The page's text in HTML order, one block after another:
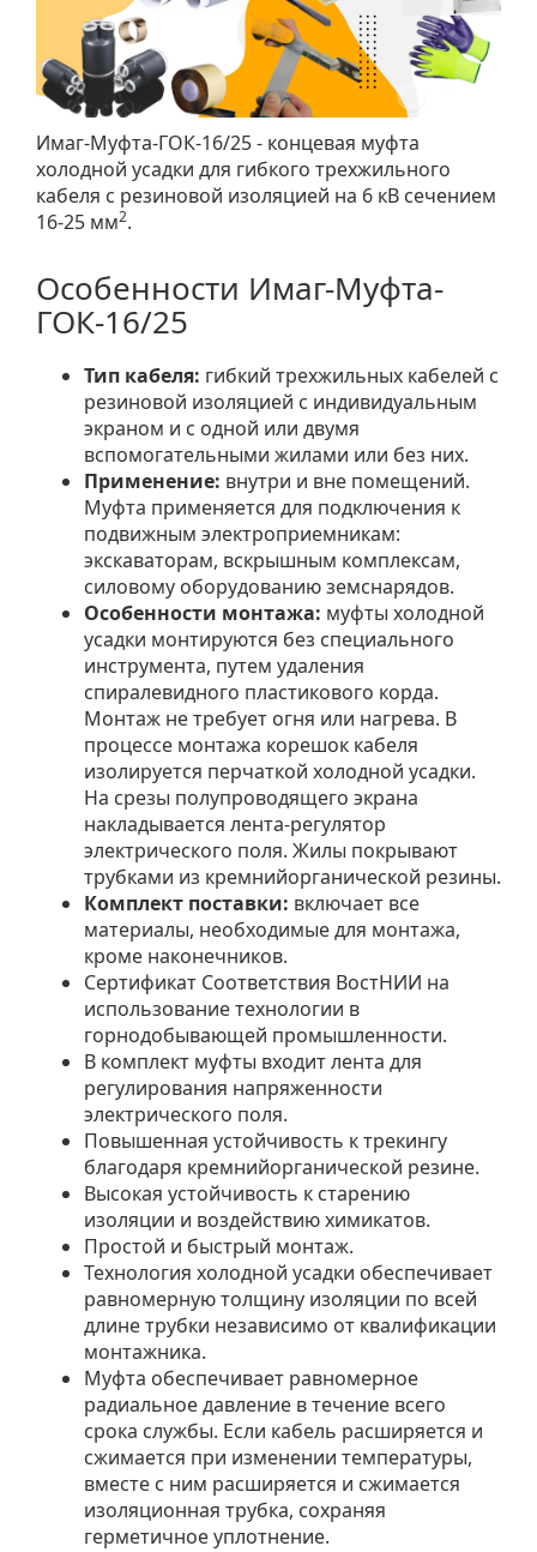
Имаг-Муфта-ГОК-16/25- концевая муфта
холодной усадки для гибкого трехжильного
кабеля с резиновой изоляцией на 6 кВ сечением
16-25 мм2.
Особенности Имаг-Муфта-
ГОК-16/25
Тип кабеля: гибкий трехжильных кабелей с
резиновой изоляцией с индивидуальным
экраном и с одной или двумя
вспомогательными жилами или без них.
Применение: внутри и вне помещений.
Муфта применяется для подключения к
подвижным электроприемникам:
экскаваторам, вскрышным комплексам,
силовому оборудованию земснарядов.
Особенности монтажа: муфты холодной
усадки монтируются без специального
инструмента, путем удаления
спиралевидного пластикового корда.
Монтаж не требует огня или нагрева. В
процессе монтажа корешок кабеля
изолируется перчаткой холодной усадки.
На срезы полупроводящего экрана
накладывается лента-регулятор
электрического поля. Жилы покрывают
трубками из кремнийорганической резины.
Комплект поставки: включает все
материалы, необходимые для монтажа,
кроме наконечников.
Сертификат Соответствия ВостНИИ на
использование технологии в
горнодобывающей промышленности.
В комплект муфты входит лента для
регулирования напряженности
электрического поля.
Повышенная устойчивость к трекингу
благодаря кремнийорганической резине.
Высокая устойчивость к старению
изоляции и воздействию химикатов.
Простой и быстрый монтаж.
Технология холодной усадки обеспечивает
равномерную толщину изоляции по всей
длине трубки независимо от квалификации
монтажника.
Муфта обеспечивает равномерное
радиальное давление в течение всего
срока службы. Если кабель расширяется и
сжимается при изменении температуры,
вместе с ним расширяется и сжимается
изоляционная трубка, сохраняя
герметичное уплотнение.